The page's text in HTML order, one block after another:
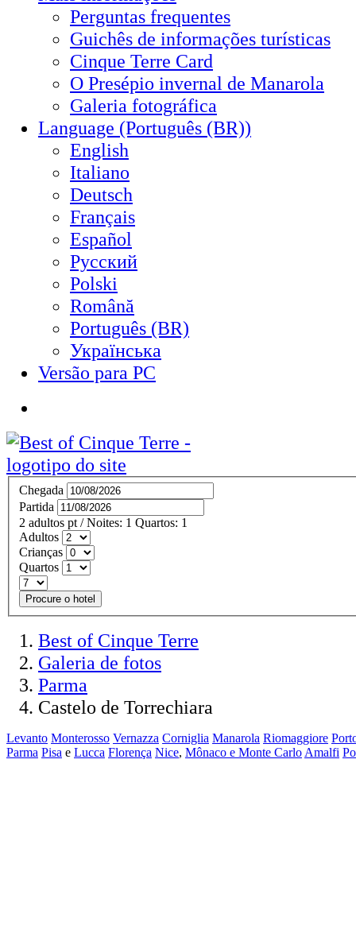
Perguntas frequentes
Guichês de informações turísticas
Cinque Terre Card
O Presépio invernal de Manarola
Galeria fotográfica
Language (Português (BR))
English
Italiano
Deutsch
Français
Español
Русский
Polski
Română
Português (BR)
Українська
Versão para PC
Chegada
Partida
2 adultos pt / Noites: 1 Quartos: 1
Adultos
Crianças
Quartos
Procure o hotel
Best of Cinque Terre
Galeria de fotos
Parma
Castelo de Torrechiara
Levanto Monterosso Vernazza Corniglia Manarola Riomaggiore
Parma Pisa e Lucca Florença Nice, Mônaco e Monte Carlo Amalfi